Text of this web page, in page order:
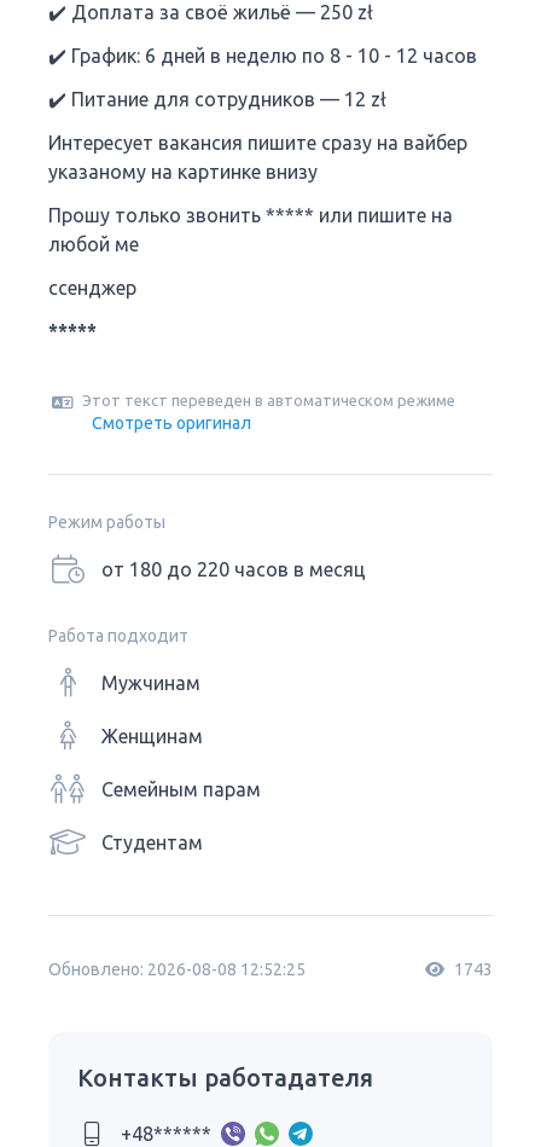
✔️ Доплата за своё жильё — 250 zł
✔️ График: 6 дней в неделю по 8 - 10 - 12 часов
✔️ Питание для сотрудников — 12 zł
Интересует вакансия пишите сразу на вайбер
указаному на картинке внизу
Прошу только звонить ***** или пишите на
любой ме
ссенджер
*****
Этот текст переведен в автоматическом режиме
Смотреть оригинал
Режим работы
от 180 до 220 часов в месяц
Работа подходит
Мужчинам
Женщинам
Семейным парам
Студентам
Обновлено: 2026-08-08 12:52:25 1743
Контакты работадателя
+48******